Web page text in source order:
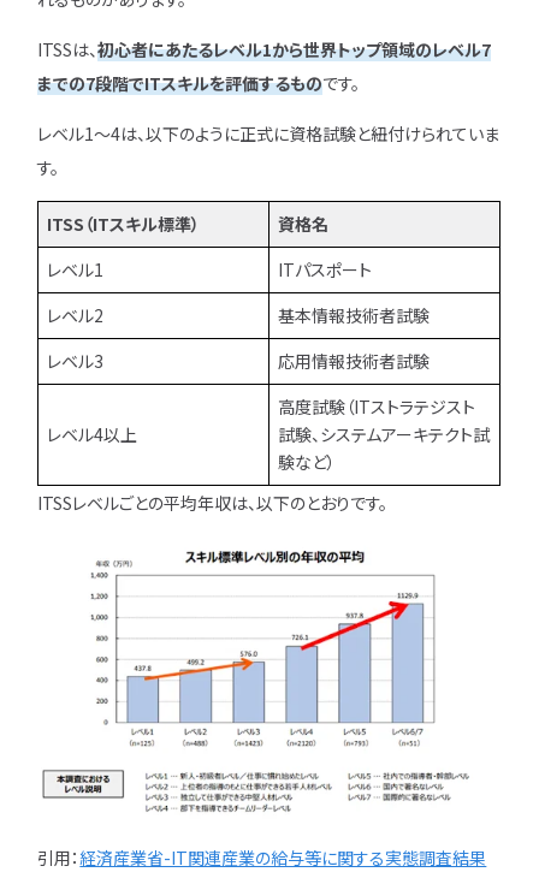
ITSSは、初心者にあたるレベル1から世界トップ領域のレベル7
までの7段階でITスキルを評価するものです。
レベル1〜4は、以下のように正式に資格試験と紐付けられていま
す。
ITSS（ITスキル標準）
資格名
レベル1
ITパスポート
レベル2
基本情報技術者試験
レベル3
応用情報技術者試験
レベル4以上
高度試験（ITストラテジスト
試験、システムアーキテクト試
験など）
ITSSレベルごとの平均年収は、以下のとおりです。
引用：経済産業省-IT関連産業の給与等に関する実態調査結果